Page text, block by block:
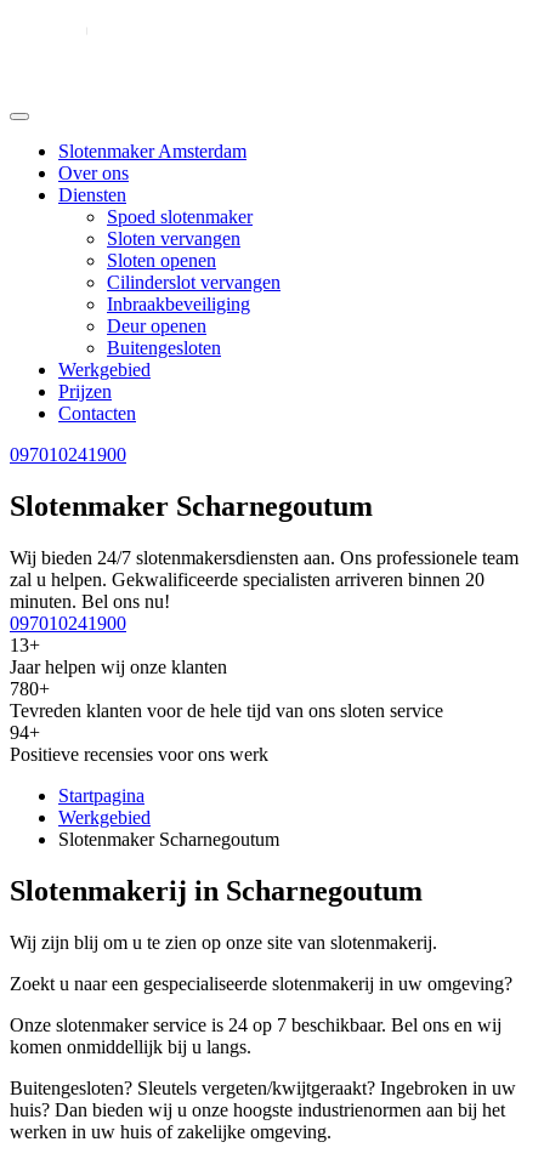
Slotenmaker Amsterdam
Over ons
Diensten
Spoed slotenmaker
Sloten vervangen
Sloten openen
Cilinderslot vervangen
Inbraakbeveiliging
Deur openen
Buitengesloten
Werkgebied
Prijzen
Contacten
097010241900
Slotenmaker Scharnegoutum
Wij bieden 24/7 slotenmakersdiensten aan. Ons professionele team
zal u helpen. Gekwalificeerde specialisten arriveren binnen 20
minuten. Bel ons nu!
097010241900
13+
Jaar helpen wij onze klanten
780+
Tevreden klanten voor de hele tijd van ons sloten service
94+
Positieve recensies voor ons werk
Startpagina
Werkgebied
Slotenmaker Scharnegoutum
Slotenmakerij in Scharnegoutum
Wij zijn blij om u te zien op onze site van slotenmakerij.
Zoekt u naar een gespecialiseerde slotenmakerij in uw omgeving?
Onze slotenmaker service is 24 op 7 beschikbaar. Bel ons en wij
komen onmiddellijk bij u langs.
Buitengesloten? Sleutels vergeten/kwijtgeraakt? Ingebroken in uw
huis? Dan bieden wij u onze hoogste industrienormen aan bij het
werken in uw huis of zakelijke omgeving.